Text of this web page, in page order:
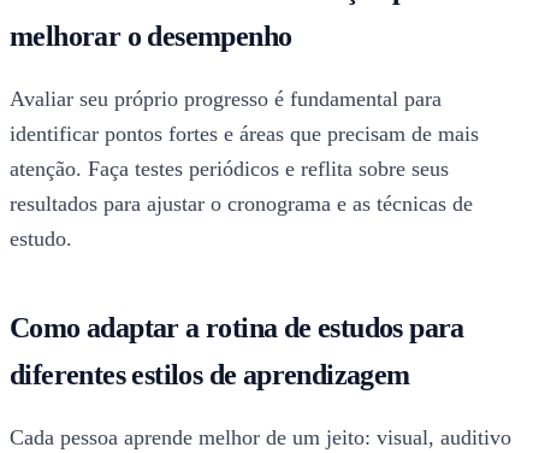
melhorar o desempenho
Avaliar seu próprio progresso é fundamental para
identificar pontos fortes e áreas que precisam de mais
atenção. Faça testes periódicos e reflita sobre seus
resultados para ajustar o cronograma e as técnicas de
estudo.
Como adaptar a rotina de estudos para
diferentes estilos de aprendizagem
Cada pessoa aprende melhor de um jeito: visual, auditivo